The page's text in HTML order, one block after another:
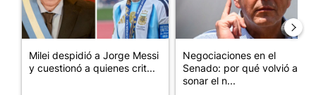
Milei despidió a Jorge Messi
y cuestionó a quienes crit...
Negociaciones en el
Senado: por qué volvió a
sonar el n...